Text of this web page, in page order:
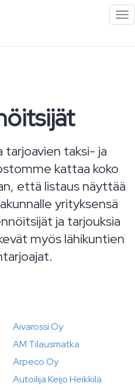
tarjoavien taksi- ja
kattaa koko
että listaus näyttää
yrityksensä
ja tarjouksia
myös lähikuntien
Aivarossi Oy
AM Tilausmatka
Arpeco Oy
Autoilija Keijo Heikkilä